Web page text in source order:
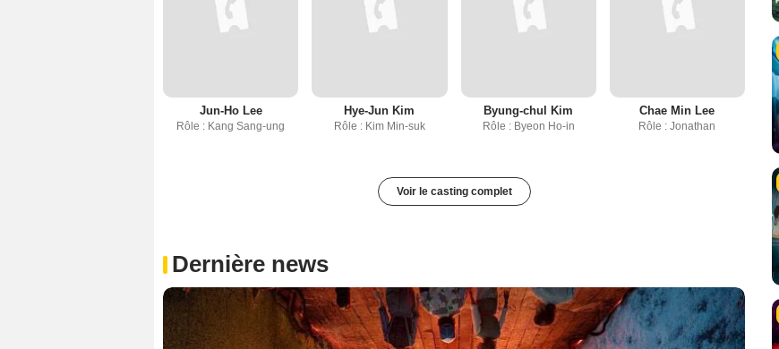
Jun-Ho Lee
Rôle : Kang Sang-ung
Hye-Jun Kim
Rôle : Kim Min-suk
Byung-chul Kim
Rôle : Byeon Ho-in
Chae Min Lee
Rôle : Jonathan
Voir le casting complet
Dernière news